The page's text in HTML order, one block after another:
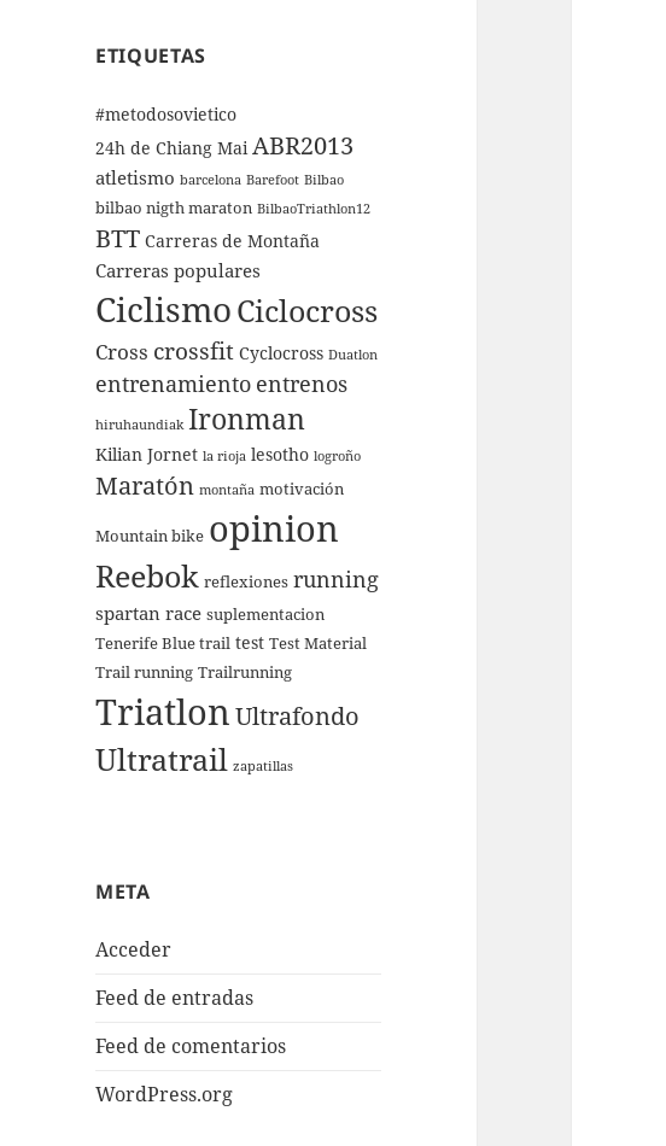
ETIQUETAS
#metodosovietico
24h de Chiang Mai ABR2013
atletismo barcelona Barefoot Bilbao
bilbao nigth maraton BilbaoTriathlon12
BTT Carreras de Montaña
Carreras populares
CiclismoCiclocross
Cross crossfit Cyclocross Duatlon
entrenamiento entrenos
hiruhaundiak Ironman
Kilian Jornet la rioja lesotho logroño
Maratón montaña motivación
Mountain bike opinion
Reebok reflexiones running
spartan race suplementacion
Tenerife Blue trail test Test Material
Trail running Trailrunning
TriatlonUltrafondo
Ultratrail zapatillas
META
Acceder
Feed de entradas
Feed de comentarios
WordPress.org